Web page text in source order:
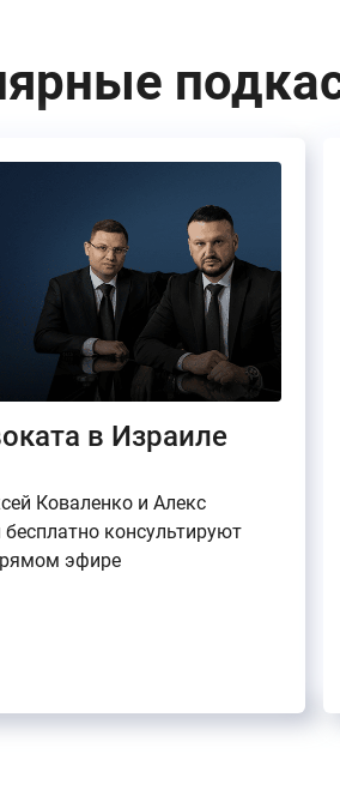
в Израиле
Коваленко и Алекс
консультируют
эфире